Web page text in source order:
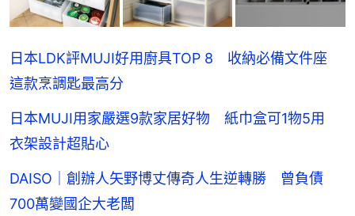
日本LDK評MUJI好用廚具TOP 8 收納必備文件座
這款烹調匙最高分
日本MUJI用家嚴選9款家居好物 紙巾盒可1物5用
衣架設計超貼心
DAISO｜創辦人矢野博丈傳奇人生逆轉勝 曾負債
700萬變國企大老闆